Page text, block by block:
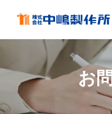
お